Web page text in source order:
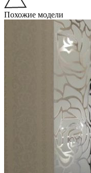
Похожие модели